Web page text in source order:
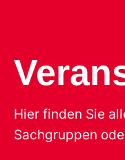
Hier finden Sie
Sachgruppen